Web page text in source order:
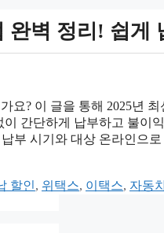
완벽 정리! 쉽게
요? 이 글을 통해 2025년
간단하게 납부하고 불이
부 시기와 대상 온라인으
할인, 위택스, 이택스, 자동